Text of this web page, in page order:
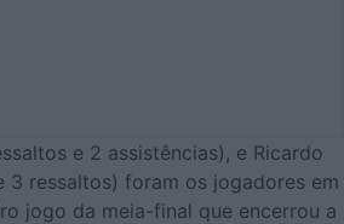
e 2 assistências), e Ricardo
3 ressaltos) foram os jogadores em
jogo da meia-final que encerrou a